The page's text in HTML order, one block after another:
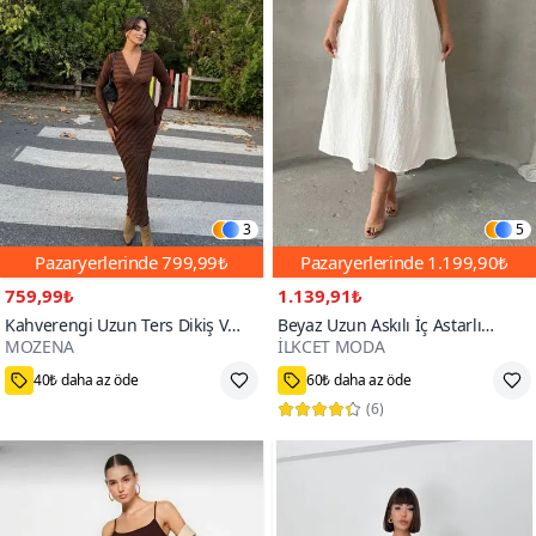
3
Pazaryerlerinde799,99₺
759,99₺
Kahverengi Uzun Ters Dikiş V
Yaka Elbise
MOZENA
40₺ daha az öde
5
Pazaryerlerinde 1.199,90₺
1.139,91₺
Beyaz Uzun Askılı İç Astarlı
Ayarlanabilir Askı Salaş Elbise
İLKCET MODA
1000+
60₺ daha az öde
(6)